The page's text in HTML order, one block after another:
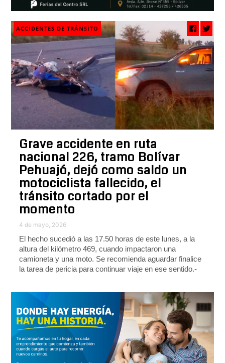
ACCIDENTES DE TRÁNSITO
Grave accidente en ruta
nacional 226, tramo Bolívar
Pehuajó, dejó como saldo un
motociclista fallecido, el
tránsito cortado por el
momento
4 de mayo, 2026
El hecho sucedió a las 17.50 horas de este lunes, a la
altura del kilómetro 469, cuando impactaron una
camioneta y una moto. Se recomienda aguardar finalice
la tarea de pericia para continuar viaje en ese sentido.-